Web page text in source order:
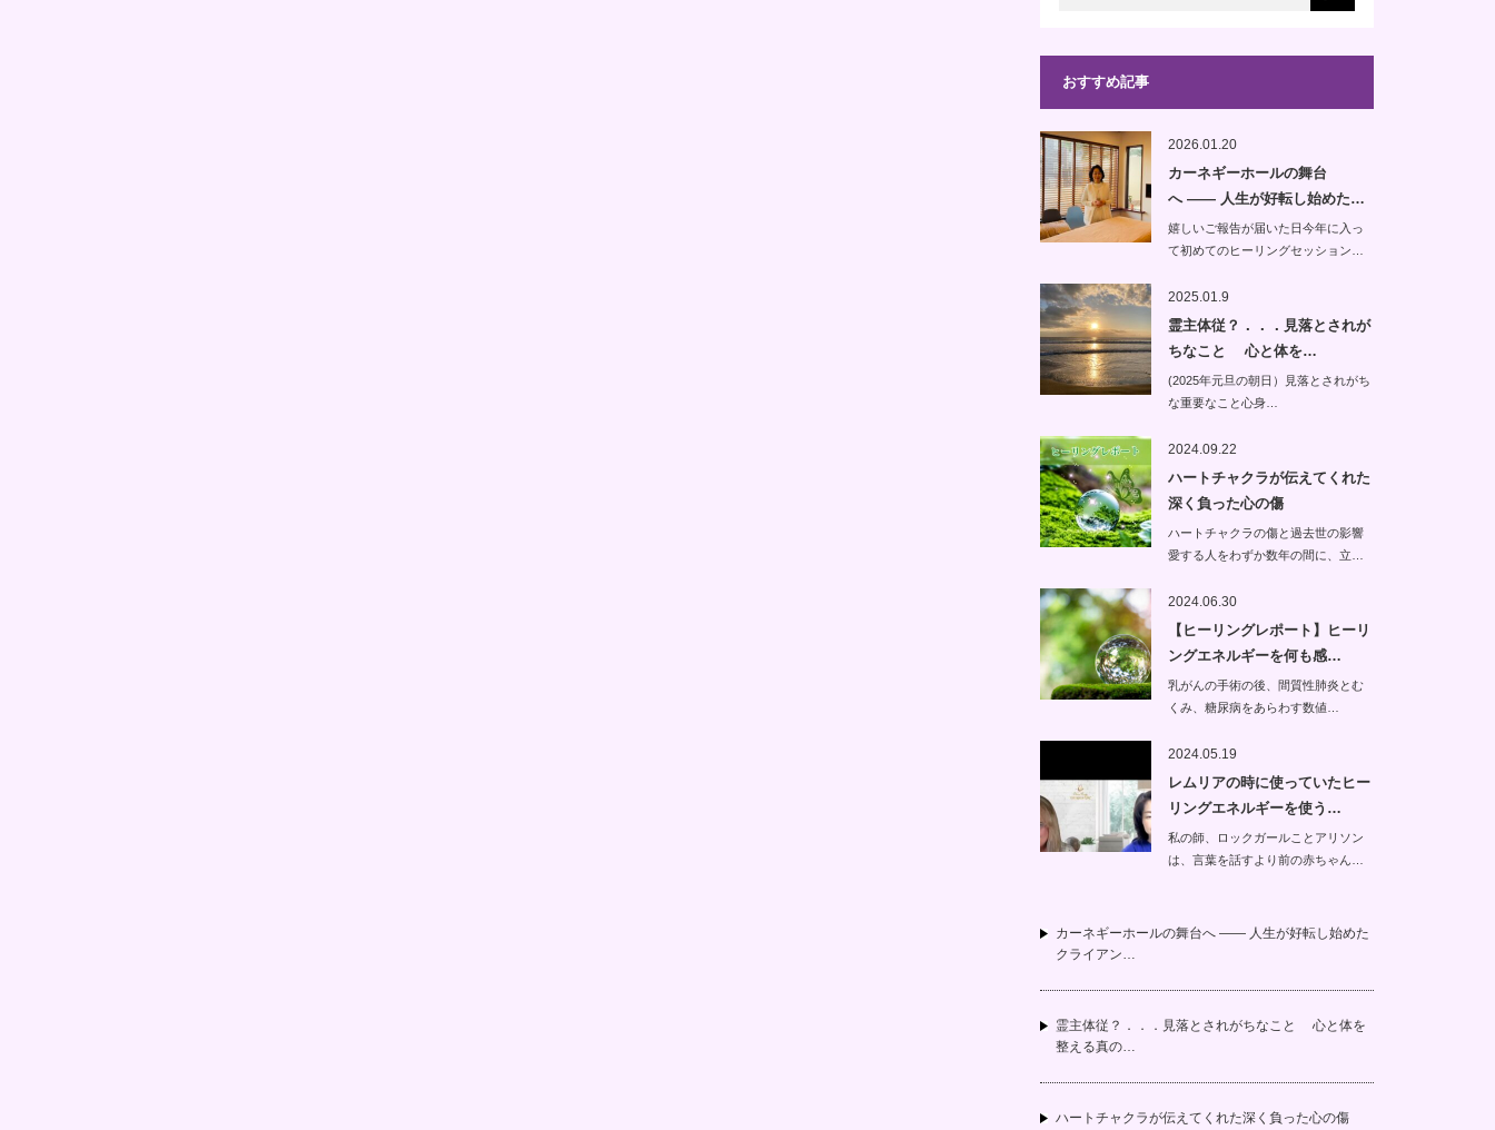
おすすめ記事
2026.01.20
カーネギーホールの舞台
へ —— 人生が好転し始めた…
嬉しいご報告が届いた日今年に入っ
て初めてのヒーリングセッション…
2025.01.9
霊主体従？．．．見落とされが
ちなこと 心と体を…
(2025年元旦の朝日）見落とされがち
な重要なこと心身…
2024.09.22
ハートチャクラが伝えてくれた
深く負った心の傷
ハートチャクラの傷と過去世の影響
愛する人をわずか数年の間に、立…
2024.06.30
【ヒーリングレポート】ヒーリ
ングエネルギーを何も感…
乳がんの手術の後、間質性肺炎とむ
くみ、糖尿病をあらわす数値…
2024.05.19
レムリアの時に使っていたヒー
リングエネルギーを使う…
私の師、ロックガールことアリソン
は、言葉を話すより前の赤ちゃん…
カーネギーホールの舞台へ —— 人生が好転し始めた
クライアン…
霊主体従？．．．見落とされがちなこと 心と体を
整える真の…
ハートチャクラが伝えてくれた深く負った心の傷